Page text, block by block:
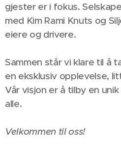
gjester er i fokus.
med Kim Rami Knuts og
eiere og drivere.
Sammen står vi klare til å
en eksklusiv opplevelse,
Vår visjon er å tilby en
alle.
Velkommen til oss!